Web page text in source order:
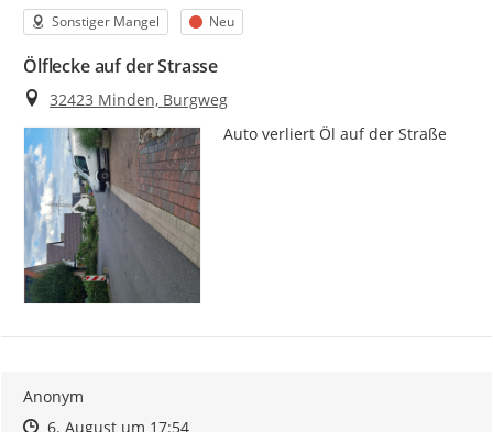
Kategorie
Sonstiger Mangel Status
Neu
Ölflecke auf der Strasse
Ort
32423 Minden, Burgweg
Auto verliert Öl auf der Straße
Anonym
Zeitpunkt des Erstellens
Zeitpunkt des Erstellens
6. August um 17:54Zur Äußerung